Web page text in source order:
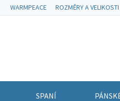
WARMPEACE ROZMĚRY A VELIKOSTI
SPANÍ